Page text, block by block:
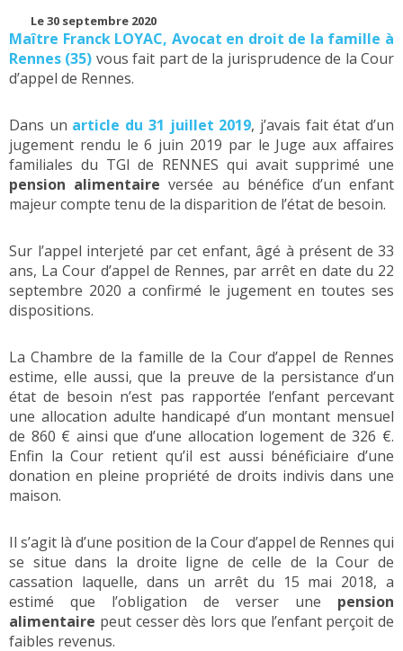
Le 30 septembre 2020
Maître Franck LOYAC, Avocat en droit de la famille à
Rennes (35) vous fait part de la jurisprudence de la Cour
d’appel de Rennes.
Dans un article du 31 juillet 2019, j’avais fait état d’un
jugement rendu le 6 juin 2019 par le Juge aux affaires
familiales du TGI de RENNES qui avait supprimé une
pension alimentaire versée au bénéfice d’un enfant
majeur compte tenu de la disparition de l’état de besoin.
Sur l’appel interjeté par cet enfant, âgé à présent de 33
ans, La Cour d’appel de Rennes, par arrêt en date du 22
septembre 2020 a confirmé le jugement en toutes ses
dispositions.
La Chambre de la famille de la Cour d’appel de Rennes
estime, elle aussi, que la preuve de la persistance d’un
état de besoin n’est pas rapportée l’enfant percevant
une allocation adulte handicapé d’un montant mensuel
de 860 € ainsi que d’une allocation logement de 326 €.
Enfin la Cour retient qu’il est aussi bénéficiaire d’une
donation en pleine propriété de droits indivis dans une
maison.
Il s’agit là d’une position de la Cour d’appel de Rennes qui
se situe dans la droite ligne de celle de la Cour de
cassation laquelle, dans un arrêt du 15 mai 2018, a
estimé que l’obligation de verser une pension
alimentaire peut cesser dès lors que l’enfant perçoit de
faibles revenus.